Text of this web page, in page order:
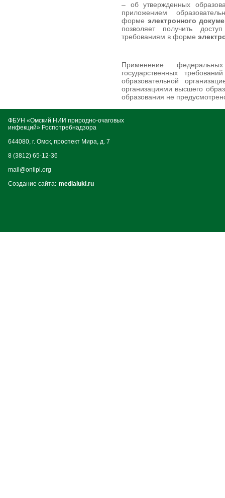
– об утвержденных
приложением
форме электронного
позволяет получить
требованиям в форме
Применение
государственных
образовательной
организациями высшего
образования не
ФБУН «Омский НИИ природно-очаговых
инфекций» Роспотребнадзора
644080, г. Омск, проспект Мира, д. 7
8 (3812) 65-12-36
mail@oniipi.org
Создание сайта: medialuki.ru